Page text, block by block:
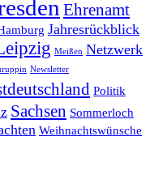
Ehrenamt
Jahresrückblick
Meißen Netzwerk
Newsletter
Politik
Sachsen Sommerloch
Weihnachtswünsche